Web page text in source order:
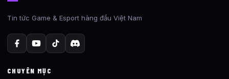
Tin tức Game & Esport hàng đầu Việt Nam
CHUYÊN MỤC